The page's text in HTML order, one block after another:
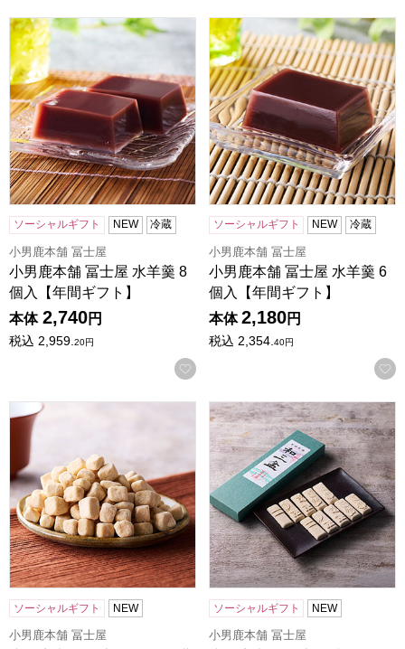
小男鹿本舗 冨士屋 水羊羹 8個入【年間ギフト】
ソーシャルギフト NEW 冷蔵
小男鹿本舗 冨士屋
小男鹿本舗 冨士屋 水羊羹 8
個入【年間ギフト】
本体 2,740円
税込 2,959.20円
お気に入りに登録する
小男鹿本舗 冨士屋 水羊羹 6
ソーシャルギフト NEW 冷蔵
小男鹿本舗 冨士屋
小男鹿本舗 冨士屋 水羊羹 6
個入【年間ギフト】
本体 2,180円
税込 2,354. 40円
小男鹿本舗 冨士屋 霰三盆 曲物100g入【年間ギフト】
ソーシャルギフト NEW
小男鹿本舗 冨士屋
小男鹿本舗 冨士屋 和三盆 長
ソーシャルギフト NEW
小男鹿本舗 冨士屋